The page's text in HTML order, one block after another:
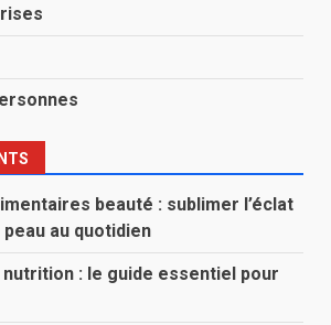
beauté : sublimer l’éclat
au quotidien
: le guide essentiel pour